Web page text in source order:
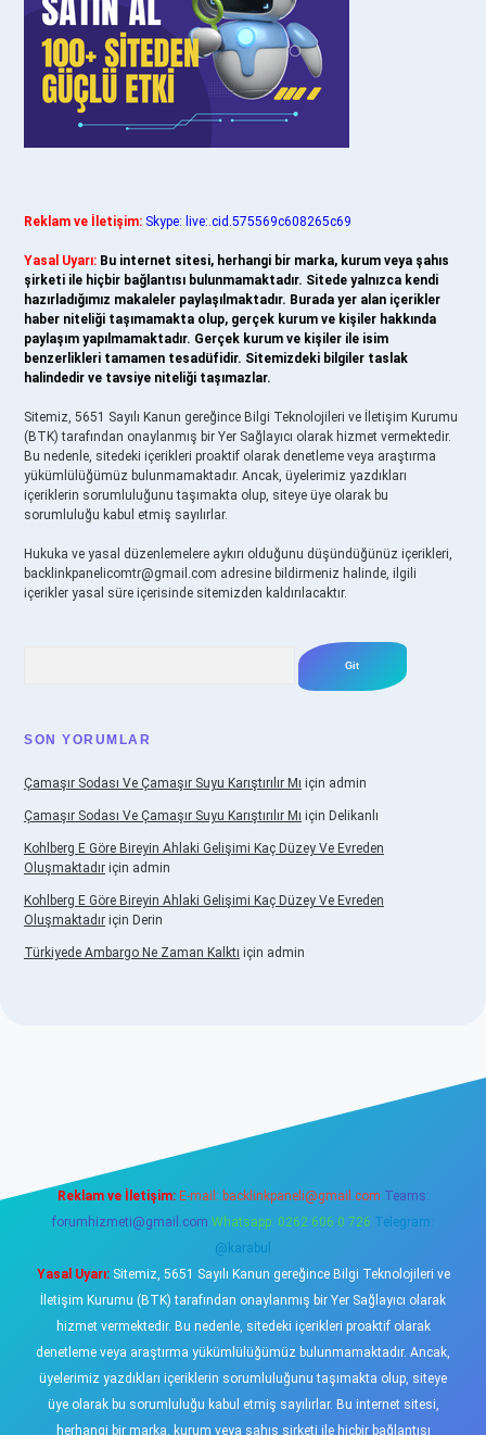
Reklam ve İletişim: Skype: live:.cid.575569c608265c69
Yasal Uyarı: Bu internet sitesi, herhangi bir marka, kurum veya şahıs
şirketi ile hiçbir bağlantısı bulunmamaktadır. Sitede yalnızca kendi
hazırladığımız makaleler paylaşılmaktadır. Burada yer alan içerikler
haber niteliği taşımamakta olup, gerçek kurum ve kişiler hakkında
paylaşım yapılmamaktadır. Gerçek kurum ve kişiler ile isim
benzerlikleri tamamen tesadüfidir. Sitemizdeki bilgiler taslak
halindedir ve tavsiye niteliği taşımazlar.
Sitemiz, 5651 Sayılı Kanun gereğince Bilgi Teknolojileri ve İletişim Kurumu
(BTK) tarafından onaylanmış bir Yer Sağlayıcı olarak hizmet vermektedir.
Bu nedenle, sitedeki içerikleri proaktif olarak denetleme veya araştırma
yükümlülüğümüz bulunmamaktadır. Ancak, üyelerimiz yazdıkları
içeriklerin sorumluluğunu taşımakta olup, siteye üye olarak bu
sorumluluğu kabul etmiş sayılırlar.
Hukuka ve yasal düzenlemelere aykırı olduğunu düşündüğünüz içerikleri,
backlinkpanelicomtr@gmail.com adresine bildirmeniz halinde, ilgili
içerikler yasal süre içerisinde sitemizden kaldırılacaktır.
SON YORUMLAR
Çamaşır Sodası Ve Çamaşır Suyu Karıştırılır Mı için admin
Çamaşır Sodası Ve Çamaşır Suyu Karıştırılır Mı için Delikanlı
Kohlberg E Göre Bireyin Ahlaki Gelişimi Kaç Düzey Ve Evreden
Oluşmaktadır için admin
Kohlberg E Göre Bireyin Ahlaki Gelişimi Kaç Düzey Ve Evreden
Oluşmaktadır için Derin
Türkiyede Ambargo Ne Zaman Kalktı için admin
Reklam ve İletişim: E-mail: backlinkpaneli@gmail.com Teams:
forumhizmeti@gmail.com Whatsapp: 0262 606 0 726 Telegram:
@karabul
Yasal Uyarı:Sitemiz, 5651 Sayılı Kanun gereğince Bilgi Teknolojileri ve
İletişim Kurumu (BTK) tarafından onaylanmış bir Yer Sağlayıcı olarak
hizmet vermektedir. Bu nedenle, sitedeki içerikleri proaktif olarak
denetleme veya araştırma yükümlülüğümüz bulunmamaktadır. Ancak,
üyelerimiz yazdıkları içeriklerin sorumluluğunu taşımakta olup, siteye
üye olarak bu sorumluluğu kabul etmiş sayılırlar. Bu internet sitesi,
herhangi bir marka, kurum veya şahıs şirketi ile hiçbir bağlantısı